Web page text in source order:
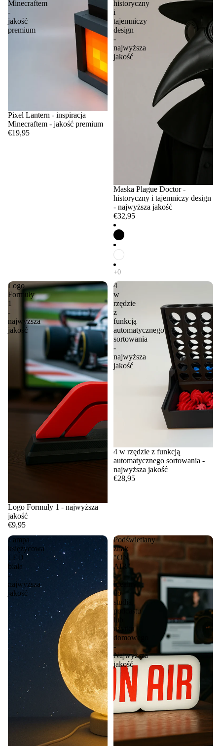
Minecraftem
-
jakość
premium
Pixel Lantern - inspiracja
Minecraftem - jakość premium
€19,95
historyczny
i
tajemniczy
design
-
najwyższa
jakość
Maska Plague Doctor -
historyczny i tajemniczy design
- najwyższa jakość
€32,95
Logo
Formuły
1
-
najwyższa
jakość
Logo Formuły 1 - najwyższa
jakość
€9,95
4
w
rzędzie
z
funkcją
automatycznego
sortowania
-
najwyższa
jakość
4 w rzędzie z funkcją
automatycznego sortowania -
najwyższa jakość
€28,95
Lampa
księżycowa
LED
biała
-
najwyższa
jakość
Podświetlany
znak
"ON
AIR"
-
Idealny
do
studia,
podcastu
lub
użytku
domowego
-
Najwyższa
jakość